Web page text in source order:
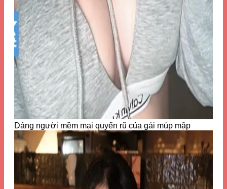
Dáng người mềm mại quyến rũ của gái múp mập